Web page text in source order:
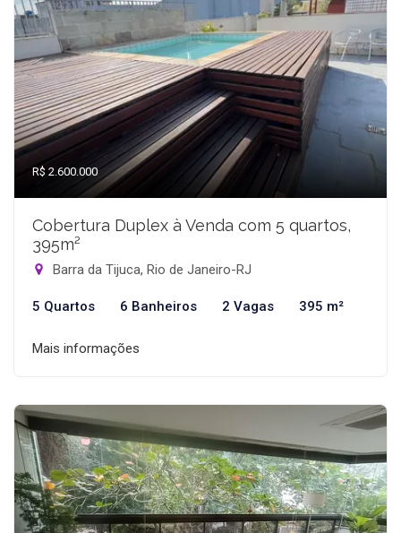
R$ 2.600.000
Cobertura Duplex à Venda com 5 quartos,
395m²
Barra da Tijuca, Rio de Janeiro-RJ
5 Quartos 6 Banheiros 2 Vagas 395 m²
Mais informações